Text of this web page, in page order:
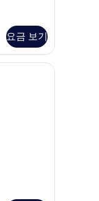
요금 보기
털 이불, 객실 내 금고, 책상